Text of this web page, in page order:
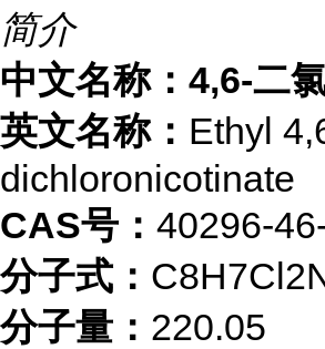
简介
中文名称：4,6-二
英文名称： Ethyl
dichloronicotinate
CAS号： 40296-
分子式：
分子量： 220.05